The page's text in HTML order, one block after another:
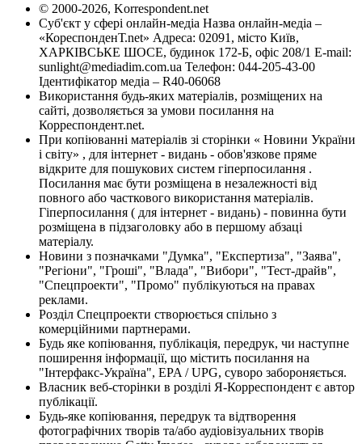
© 2000-2026, Korrespondent.net
Суб'єкт у сфері онлайн-медіа Назва онлайн-медіа –
«КореспонденТ.net» Адреса: 02091, місто Київ,
ХАРКІВСЬКЕ ШОСЕ, будинок 172-Б, офіс 208/1 E-mail:
sunlight@mediadim.com.ua Телефон: 044-205-43-00
Ідентифікатор медіа – R40-06068
Використання будь-яких матеріалів, розміщених на
сайті, дозволяється за умови посилання на
Корреспондент.net.
При копіюванні матеріалів зі сторінки « Новини України
і світу» , для інтернет - видань - обов'язкове пряме
відкрите для пошукових систем гіперпосилання .
Посилання має бути розміщена в незалежності від
повного або часткового використання матеріалів.
Гіперпосилання ( для інтернет - видань) - повинна бути
розміщена в підзаголовку або в першому абзаці
матеріалу.
Новини з позначками "Думка", "Експертиза", "Заява",
"Регіони", "Гроші", "Влада", "Вибори", "Тест-драйв",
"Спецпроекти", "Промо" публікуються на правах
реклами.
Розділ Спецпроекти створюється спільно з
комерційними партнерами.
Будь яке копіювання, публікація, передрук, чи наступне
поширення інформації, що містить посилання на
"Інтерфакс-Україна", EPA / UPG, суворо забороняється.
Власник веб-сторінки в розділі Я-Корреспондент є автор
публікації.
Будь-яке копіювання, передрук та відтворення
фотографічних творів та/або аудіовізуальних творів